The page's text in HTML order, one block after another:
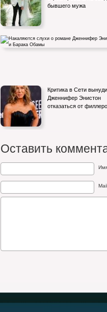
бывшего мужа
Накаляются слухи о романе Дженнифер
Энистон и Барака Обамы
Критика в Сети
Дженнифер Энистон
отказаться от
Оставить